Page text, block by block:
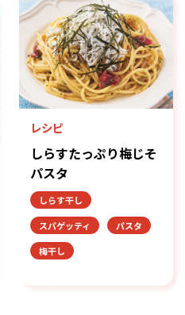
レシピ
しらすたっぷり梅じそ
パスタ
しらす干し
スパゲッティ
パスタ
梅干し